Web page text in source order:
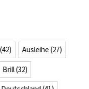
(42) Ausleihe (27)
Brill(32)